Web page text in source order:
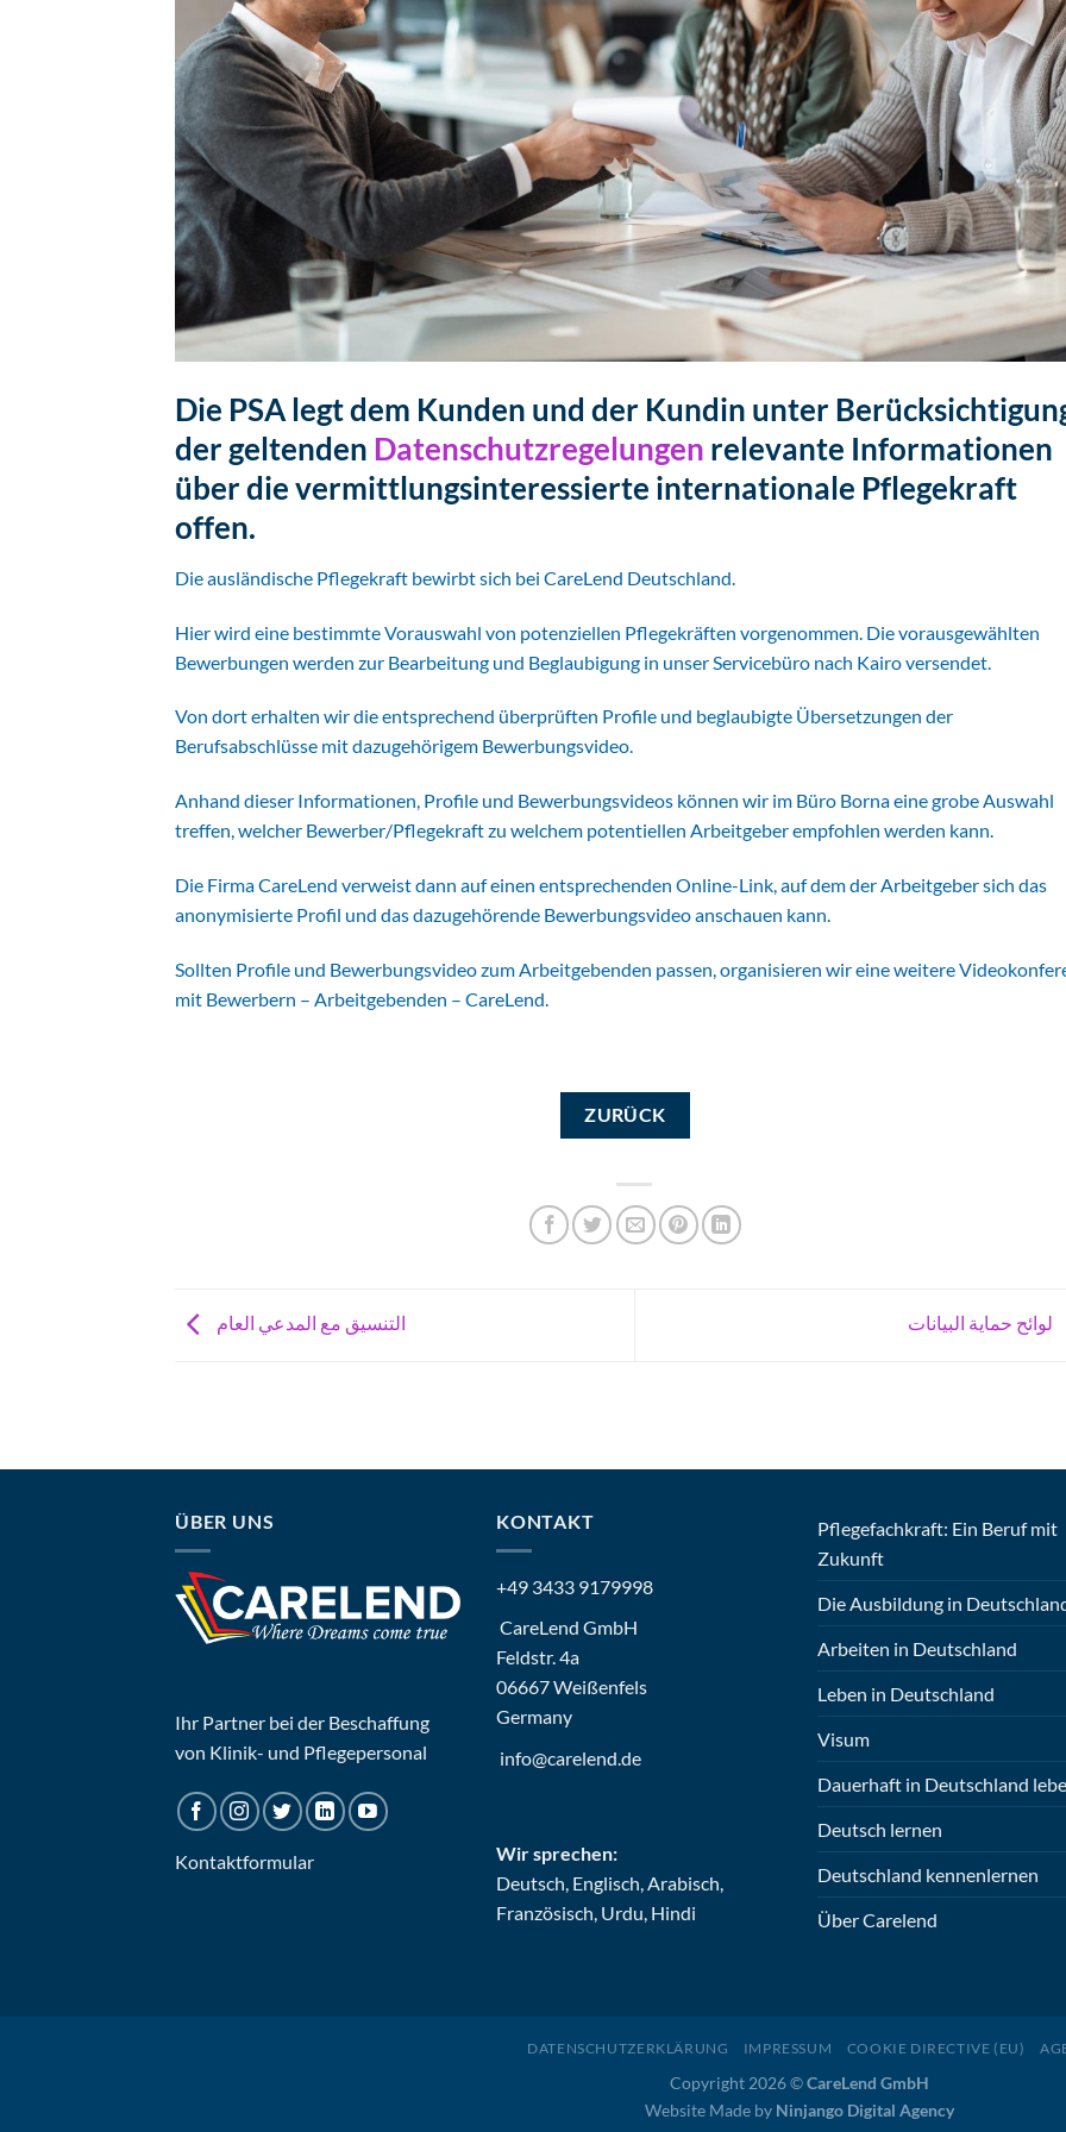
Die PSA legt dem Kunden und der Kundin unter
der geltenden Datenschutzregelungen relevante Informationen
über die vermittlungsinteressierte internationale Pflegekraft
offen.
Die ausländische Pflegekraft bewirbt sich bei CareLend Deutschland.
Hier wird eine bestimmte Vorauswahl von potenziellen Pflegekräften vorgenommen. Die vorausgewählten
Bewerbungen werden zur Bearbeitung und Beglaubigung in unser Servicebüro nach Kairo versendet.
Von dort erhalten wir die entsprechend überprüften Profile und beglaubigte Übersetzungen der
Berufsabschlüsse mit dazugehörigem Bewerbungsvideo.
Anhand dieser Informationen, Profile und Bewerbungsvideos können wir im Büro Borna eine grobe Auswahl
treffen, welcher Bewerber/Pflegekraft zu welchem potentiellen Arbeitgeber empfohlen werden kann.
Die Firma CareLend verweist dann auf einen entsprechenden Online-Link, auf dem der Arbeitgeber sich das
anonymisierte Profil und das dazugehörende Bewerbungsvideo anschauen kann.
Sollten Profile und Bewerbungsvideo zum Arbeitgebenden passen, organisieren wir eine weitere
mit Bewerbern – Arbeitgebenden – CareLend.
ZURÜCK
التنسيق مع المدعي العام
ÜBER UNS
Ihr Partner bei der Beschaffung
von Klinik- und Pflegepersonal
Kontaktformular
KONTAKT
+49 3433 9179998
CareLend GmbH
Feldstr. 4a
06667 Weißenfels
Germany
info@carelend.de
Wir sprechen:
Deutsch, Englisch, Arabisch,
Französisch, Urdu, Hindi
Pflegefachkraft: Ein Beruf mit
Zukunft
Die Ausbildung in
Arbeiten in Deutschland
Leben in Deutschland
Visum
Dauerhaft in Deutschland
Deutsch lernen
Deutschland kennenlernen
Über Carelend
DATENSCHUTZERKLÄRUNG IMPRESSUM COOKIE DIRECTIVE (EU)
Copyright 2026 ©CareLend GmbH
Website Made by Ninjango Digital Agency